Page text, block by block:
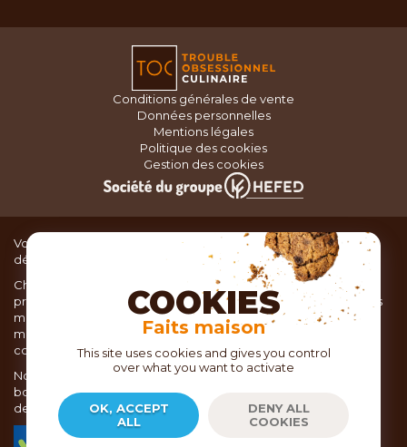
Conditions générales de vente
Données personnelles
Mentions légales
Politique des cookies
Gestion des cookies
Vous recherchez du matériel de cuisine pour concocter de
délicieux plats ou des pâtisseries dignes d’un grand chef ?
Chez TOC, boutique d’ustensiles de cuisine, nous vous
proposons une large sélection de produits issus des meilleures
marques de matériel de cuisine: Ustensiles de pâtisserie,
matériel de cuisson, service de table, ustensiles de cuisine,
coutellerie, set picnic.
Nous vous réservons un accueil chaleureux au sein de nos 21
boutiques, mais vous trouverez également tout votre matériel
de cuisine en ligne sur notre site internet toc.fr
COOKIES
Faits maison
This site uses cookies and gives you control
over what you want to activate
OK, ACCEPT
ALL
DENY ALL
COOKIES